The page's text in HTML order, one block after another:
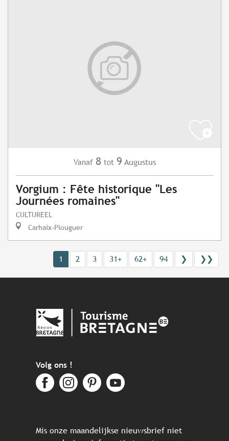
Vanaf 8 tot 9 Augustus
Vorgium : Fête historique "Les
Journées romaines"
CULTUREEL
Carhaix-Plouguer
1 2 3 31+ 62+ 94 ❯ ❯❯
Volg ons !
Mis onze maandelijkse nieuwsbrief niet